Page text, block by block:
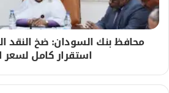
محافظ بنك السودان: ضخ النقد
استقرار كامل